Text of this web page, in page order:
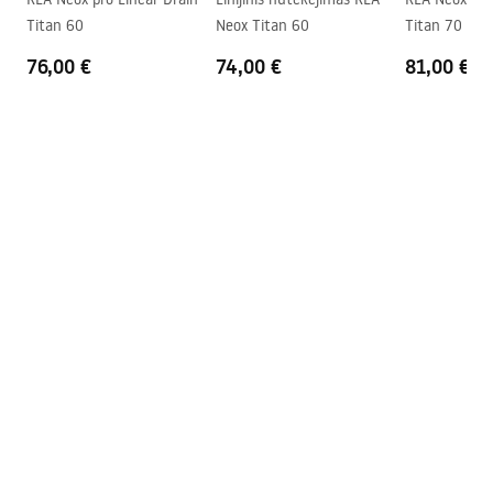
mėn
Titan 60
76,00 €
Neox Titan 60
74,00 €
Titan 70
81,00 €